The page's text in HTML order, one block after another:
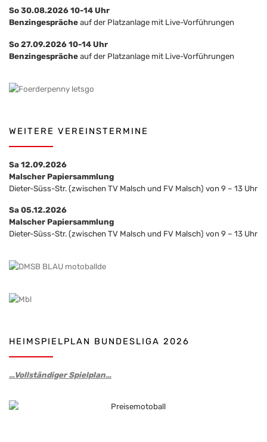
So 30.08.2026 10-14 Uhr
Benzingesprächeauf der Platzanlage mit Live-Vorführungen
So 27.09.2026 10-14 Uhr
Benzingesprächeauf der Platzanlage mit Live-Vorführungen
WEITERE VEREINSTERMINE
Sa 12.09.2026
Malscher Papiersammlung
Dieter-Süss-Str. (zwischen TV Malsch und FV Malsch) von 9 – 13 Uhr
Sa 05.12.2026
Malscher Papiersammlung
Dieter-Süss-Str. (zwischen TV Malsch und FV Malsch) von 9 – 13 Uhr
HEIMSPIELPLAN BUNDESLIGA 2026
…Vollständiger Spielplan…